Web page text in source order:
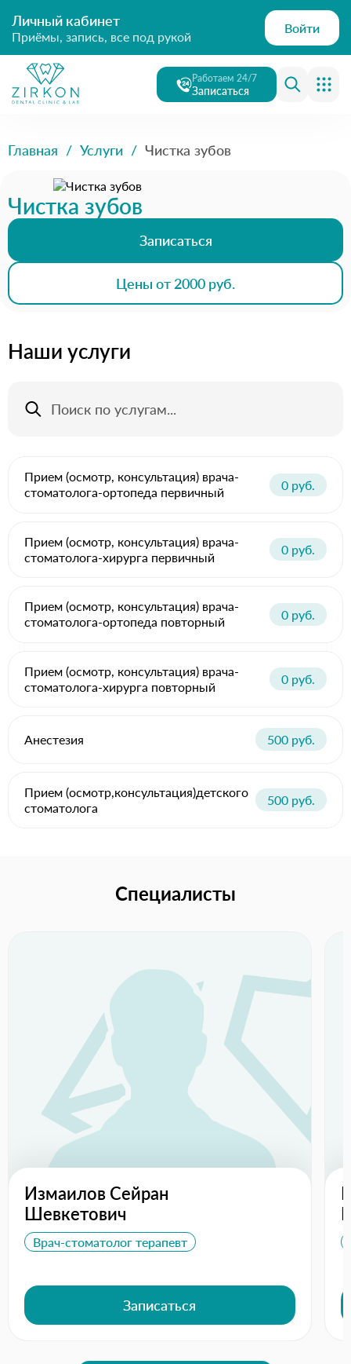
Личный кабинет
Приёмы, запись, все под рукой
Войти
Работаем 24/7
Записаться
Главная / Услуги / Чистка зубов
Чистка зубов
Записаться
Цены от 2000 руб.
Наши услуги
Прием (осмотр, консультация) врача-
стоматолога-ортопеда первичный
0 руб.
Прием (осмотр, консультация) врача-
стоматолога-хирурга первичный
0 руб.
Прием (осмотр, консультация) врача-
стоматолога-ортопеда повторный
0 руб.
Прием (осмотр, консультация) врача-
стоматолога-хирурга повторный
0 руб.
Анестезия 500 руб.
Прием (осмотр,консультация)детского
стоматолога
500 руб.
Специалисты
Измаилов Сейран
Шевкетович
Врач-стоматолог терапевт
Записаться